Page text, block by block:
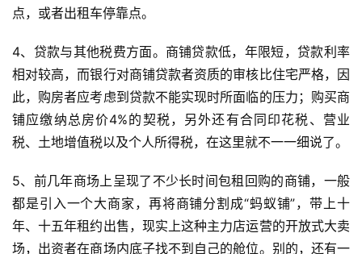
点，或者出租车停靠点。
4、贷款与其他税费方面。商铺贷款低，年限短，贷款利率
相对较高，而银行对商铺贷款者资质的审核比住宅严格，因
此，购房者应考虑到贷款不能实现时所面临的压力；购买商
铺应缴纳总房价4%的契税，另外还有合同印花税、营业
税、土地增值税以及个人所得税，在这里就不一一细说了。
5、前几年商场上呈现了不少长时间包租回购的商铺，一般
都是引入一个大商家，再将商铺分割成“蚂蚁铺”，带上十
年、十五年租约出售，现实上这种主力店运营的开放式大卖
场，出资者在商场内底子找不到自己的舱位。别的，还有一